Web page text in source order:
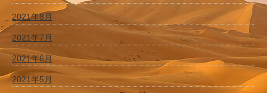
2021年8月
2021年7月
2021年6月
2021年5月